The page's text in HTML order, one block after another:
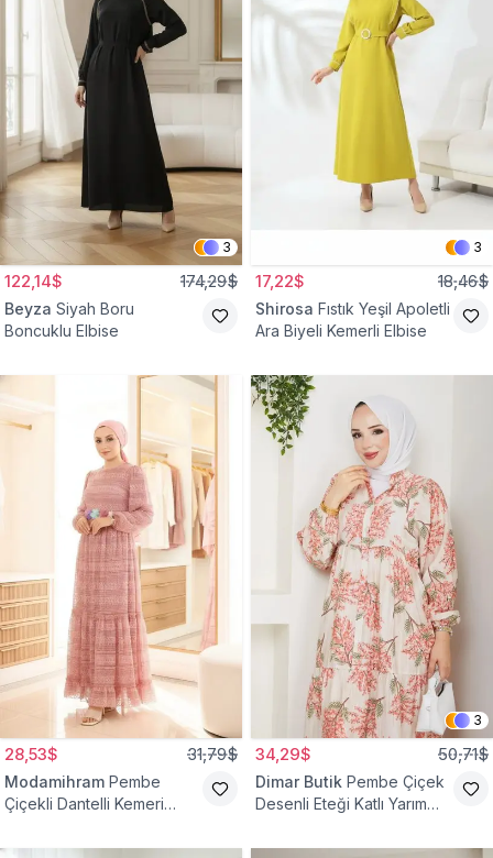
3
122,14$ 174,29$
Beyza Siyah Boru
Boncuklu Elbise
3
17,22$ 18,46$
Shirosa Fıstık Yeşil Apoletli
Ara Biyeli Kemerli Elbise
28,53$ 31,79$
Modamihram Pembe
Çiçekli Dantelli Kemeri
3
34,29$ 50,71$
Dimar Butik Pembe Çiçek
Desenli Eteği Katlı Yarım